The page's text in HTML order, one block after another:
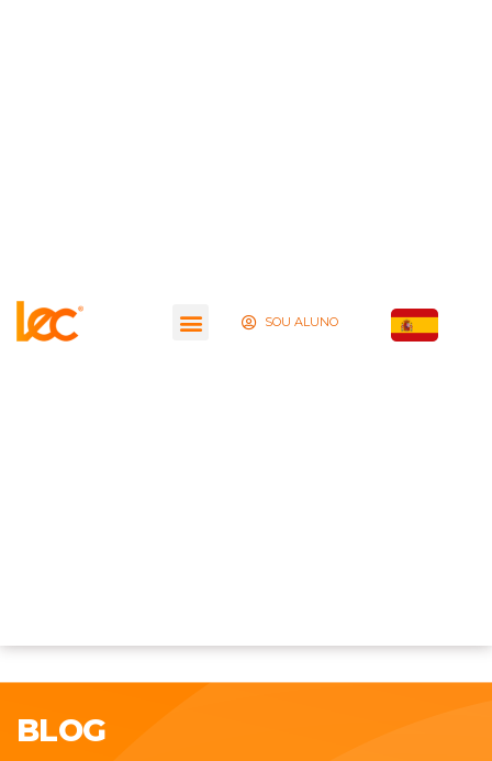
SOU ALUNO
BLOG